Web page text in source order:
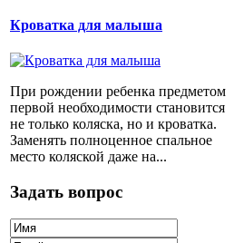
Кроватка для малыша
При рождении ребенка предметом
первой необходимости становится
не только коляска, но и кроватка.
Заменять полноценное спальное
место коляской даже на...
Задать вопрос